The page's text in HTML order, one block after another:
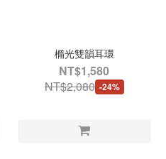
橢光雙韻耳環
NT$1,580
NT$2,080 -24%